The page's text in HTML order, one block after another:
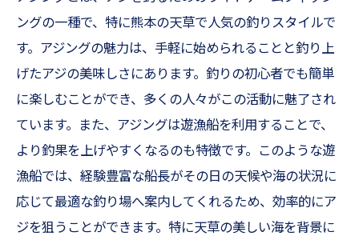
ングの一種で、特に熊本の天草で人気の釣りスタイルで
す。アジングの魅力は、手軽に始められることと釣り上
げたアジの美味しさにあります。釣りの初心者でも簡単
に楽しむことができ、多くの人々がこの活動に魅了され
ています。また、アジングは遊漁船を利用することで、
より釣果を上げやすくなるのも特徴です。このような遊
漁船では、経験豊富な船長がその日の天候や海の状況に
応じて最適な釣り場へ案内してくれるため、効率的にア
ジを狙うことができます。特に天草の美しい海を背景に